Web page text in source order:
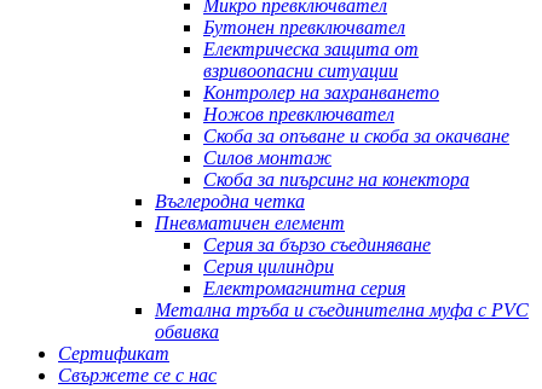
Микро превключвател
Бутонен превключвател
Електрическа защита от
взривоопасни ситуации
Контролер на захранването
Ножов превключвател
Скоба за опъване и скоба за окачване
Силов монтаж
Скоба за пиърсинг на конектора
Въглеродна четка
Пневматичен елемент
Серия за бързо съединяване
Серия цилиндри
Електромагнитна серия
Метална тръба и съединителна муфа с PVC
обвивка
Сертификат
Свържете се с нас